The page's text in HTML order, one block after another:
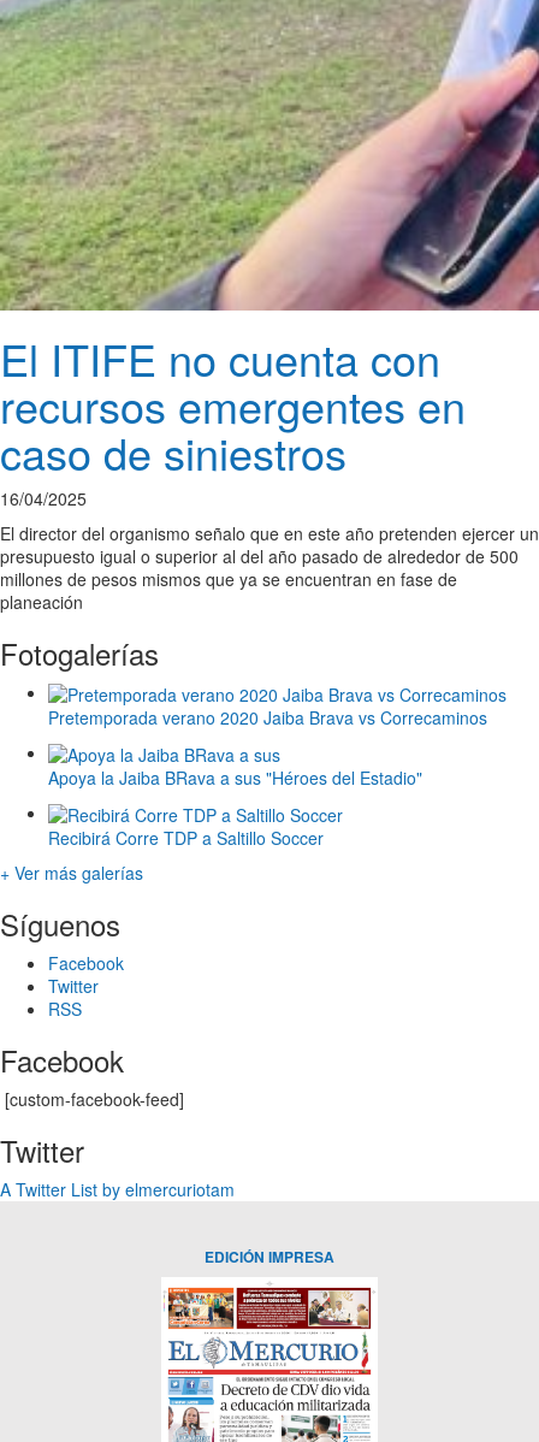
El ITIFE no cuenta con
recursos emergentes en
caso de siniestros
16/04/2025
El director del organismo señalo que en este año pretenden ejercer un
presupuesto igual o superior al del año pasado de alrededor de 500
millones de pesos mismos que ya se encuentran en fase de
planeación
Fotogalerías
Pretemporada verano 2020 Jaiba Brava vs Correcaminos
Apoya la Jaiba BRava a sus "Héroes del Estadio"
Recibirá Corre TDP a Saltillo Soccer
+ Ver más galerías
Síguenos
Facebook
Twitter
RSS
Facebook
[custom-facebook-feed]
Twitter
A Twitter List by elmercuriotam
EDICIÓN IMPRESA